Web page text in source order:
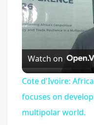
Watch on
Cote d'Ivoire:
focuses on
multipolar world.